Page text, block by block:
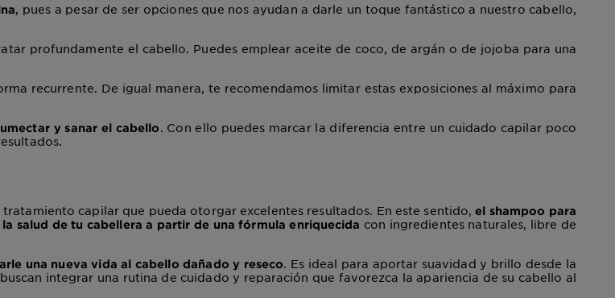
, pues a pesar de ser opciones que nos ayudan a darle un toque fantástico a nuestro cabello,
profundamente el cabello. Puedes emplear aceite de coco, de argán o de jojoba para una
recurrente. De igual manera, te recomendamos limitar estas exposiciones al máximo para
y sanar el cabello. Con ello puedes marcar la diferencia entre un cuidado capilar poco
tratamiento capilar que pueda otorgar excelentes resultados. En este sentido,el shampoo para
salud de tu cabellera a partir de una fórmula enriquecida con ingredientes naturales, libre de
una nueva vida al cabello dañado y reseco. Es ideal para aportar suavidad y brillo desde la
integrar una rutina de cuidado y reparación que favorezca la apariencia de su cabello al